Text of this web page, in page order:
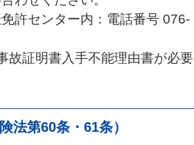
許センター内：電話番号 076-
故証明書入手不能理由書が必要
法第60条・61条）